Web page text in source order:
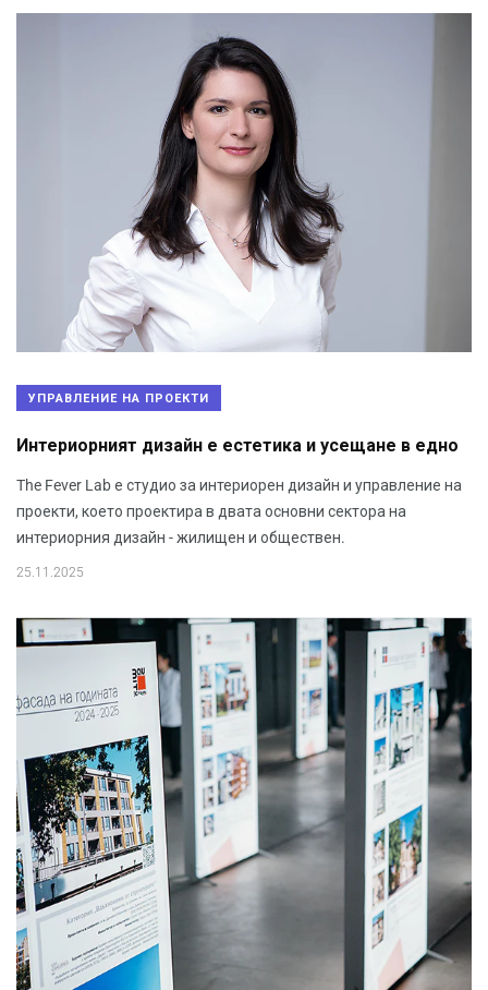
УПРАВЛЕНИЕ НА ПРОЕКТИ
Интериорният дизайн е естетика и усещане в едно
The Fever Lab е студио за интериорен дизайн и управление на
проекти, което проектира в двата основни сектора на
интериорния дизайн - жилищен и обществен.
25.11.2025